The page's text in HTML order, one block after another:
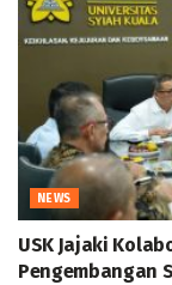
NEWS
USK Jajaki
Pengembangan